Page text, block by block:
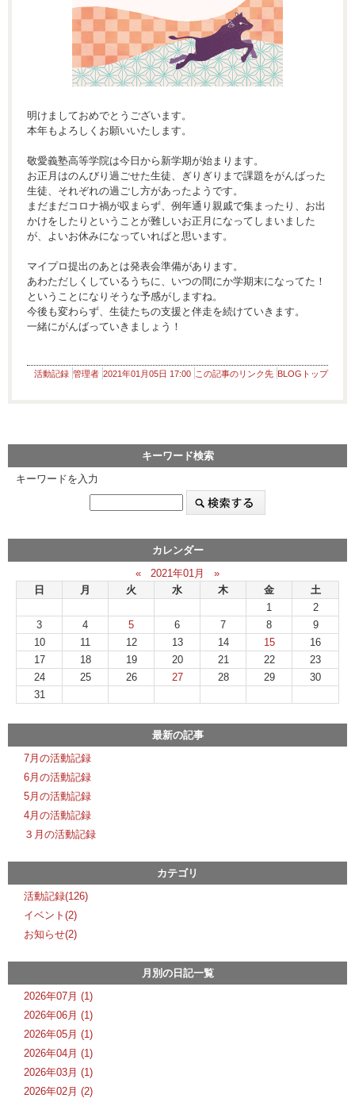
明けましておめでとうございます。
本年もよろしくお願いいたします。
敬愛義塾高等学院は今日から新学期が始まります。
お正月はのんびり過ごせた生徒、ぎりぎりまで課題をがんばった
生徒、それぞれの過ごし方があったようです。
まだまだコロナ禍が収まらず、例年通り親戚で集まったり、お出
かけをしたりということが難しいお正月になってしまいました
が、よいお休みになっていればと思います。
マイプロ提出のあとは発表会準備があります。
あわただしくしているうちに、いつの間にか学期末になってた！
ということになりそうな予感がしますね。
今後も変わらず、生徒たちの支援と伴走を続けていきます。
一緒にがんばっていきましょう！
活動記録 管理者 2021年01月05日 17:00 この記事のリンク先 BLOGトップ
キーワード検索
キーワードを入力
カレンダー
«
2021年01月
»
日
月 火 水 木 金
土
1
2
3
4 5 6 7 8
9
10
11 12 13 14 15
16
17
18 19 20 21 22
23
24
25 26 27 28 29
30
31
最新の記事
7月の活動記録
6月の活動記録
5月の活動記録
4月の活動記録
３月の活動記録
カテゴリ
活動記録(126)
イベント(2)
お知らせ(2)
月別の日記一覧
2026年07月 (1)
2026年06月 (1)
2026年05月 (1)
2026年04月 (1)
2026年03月 (1)
2026年02月 (2)